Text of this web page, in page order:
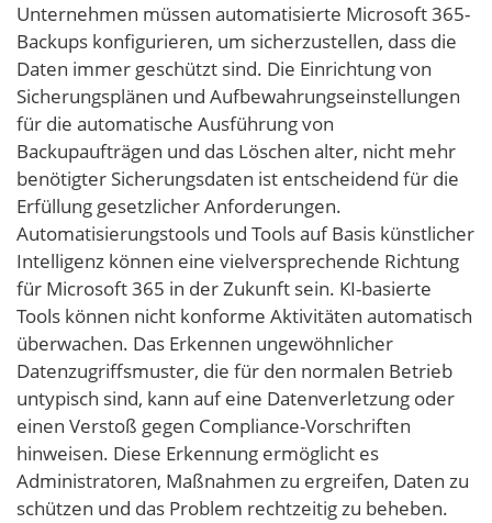
Unternehmen müssen automatisierte Microsoft 365-
Backups konfigurieren, um sicherzustellen, dass die
Daten immer geschützt sind. Die Einrichtung von
Sicherungsplänen und Aufbewahrungseinstellungen
für die automatische Ausführung von
Backupaufträgen und das Löschen alter, nicht mehr
benötigter Sicherungsdaten ist entscheidend für die
Erfüllung gesetzlicher Anforderungen.
Automatisierungstools und Tools auf Basis künstlicher
Intelligenz können eine vielversprechende Richtung
für Microsoft 365 in der Zukunft sein. KI-basierte
Tools können nicht konforme Aktivitäten automatisch
überwachen. Das Erkennen ungewöhnlicher
Datenzugriffsmuster, die für den normalen Betrieb
untypisch sind, kann auf eine Datenverletzung oder
einen Verstoß gegen Compliance-Vorschriften
hinweisen. Diese Erkennung ermöglicht es
Administratoren, Maßnahmen zu ergreifen, Daten zu
schützen und das Problem rechtzeitig zu beheben.